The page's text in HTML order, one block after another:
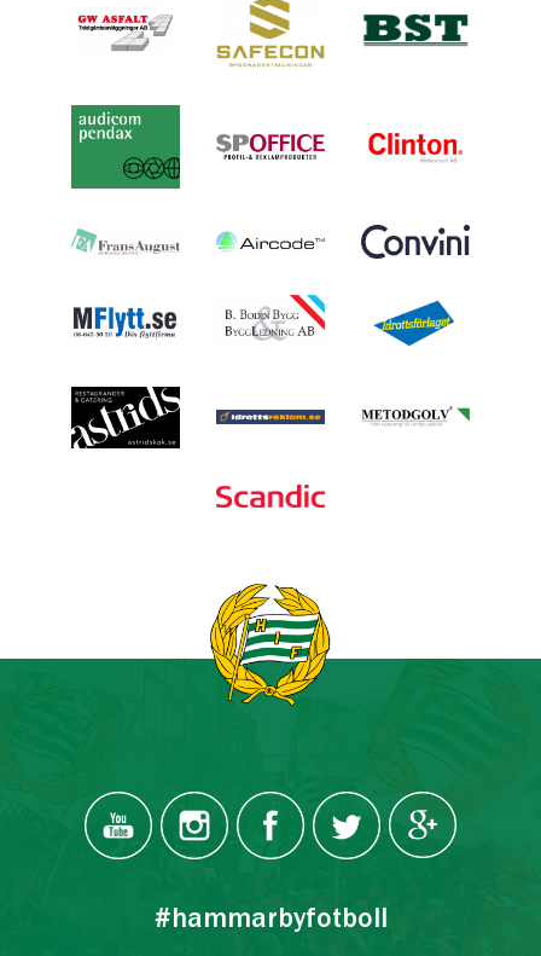
#hammarbyfotboll